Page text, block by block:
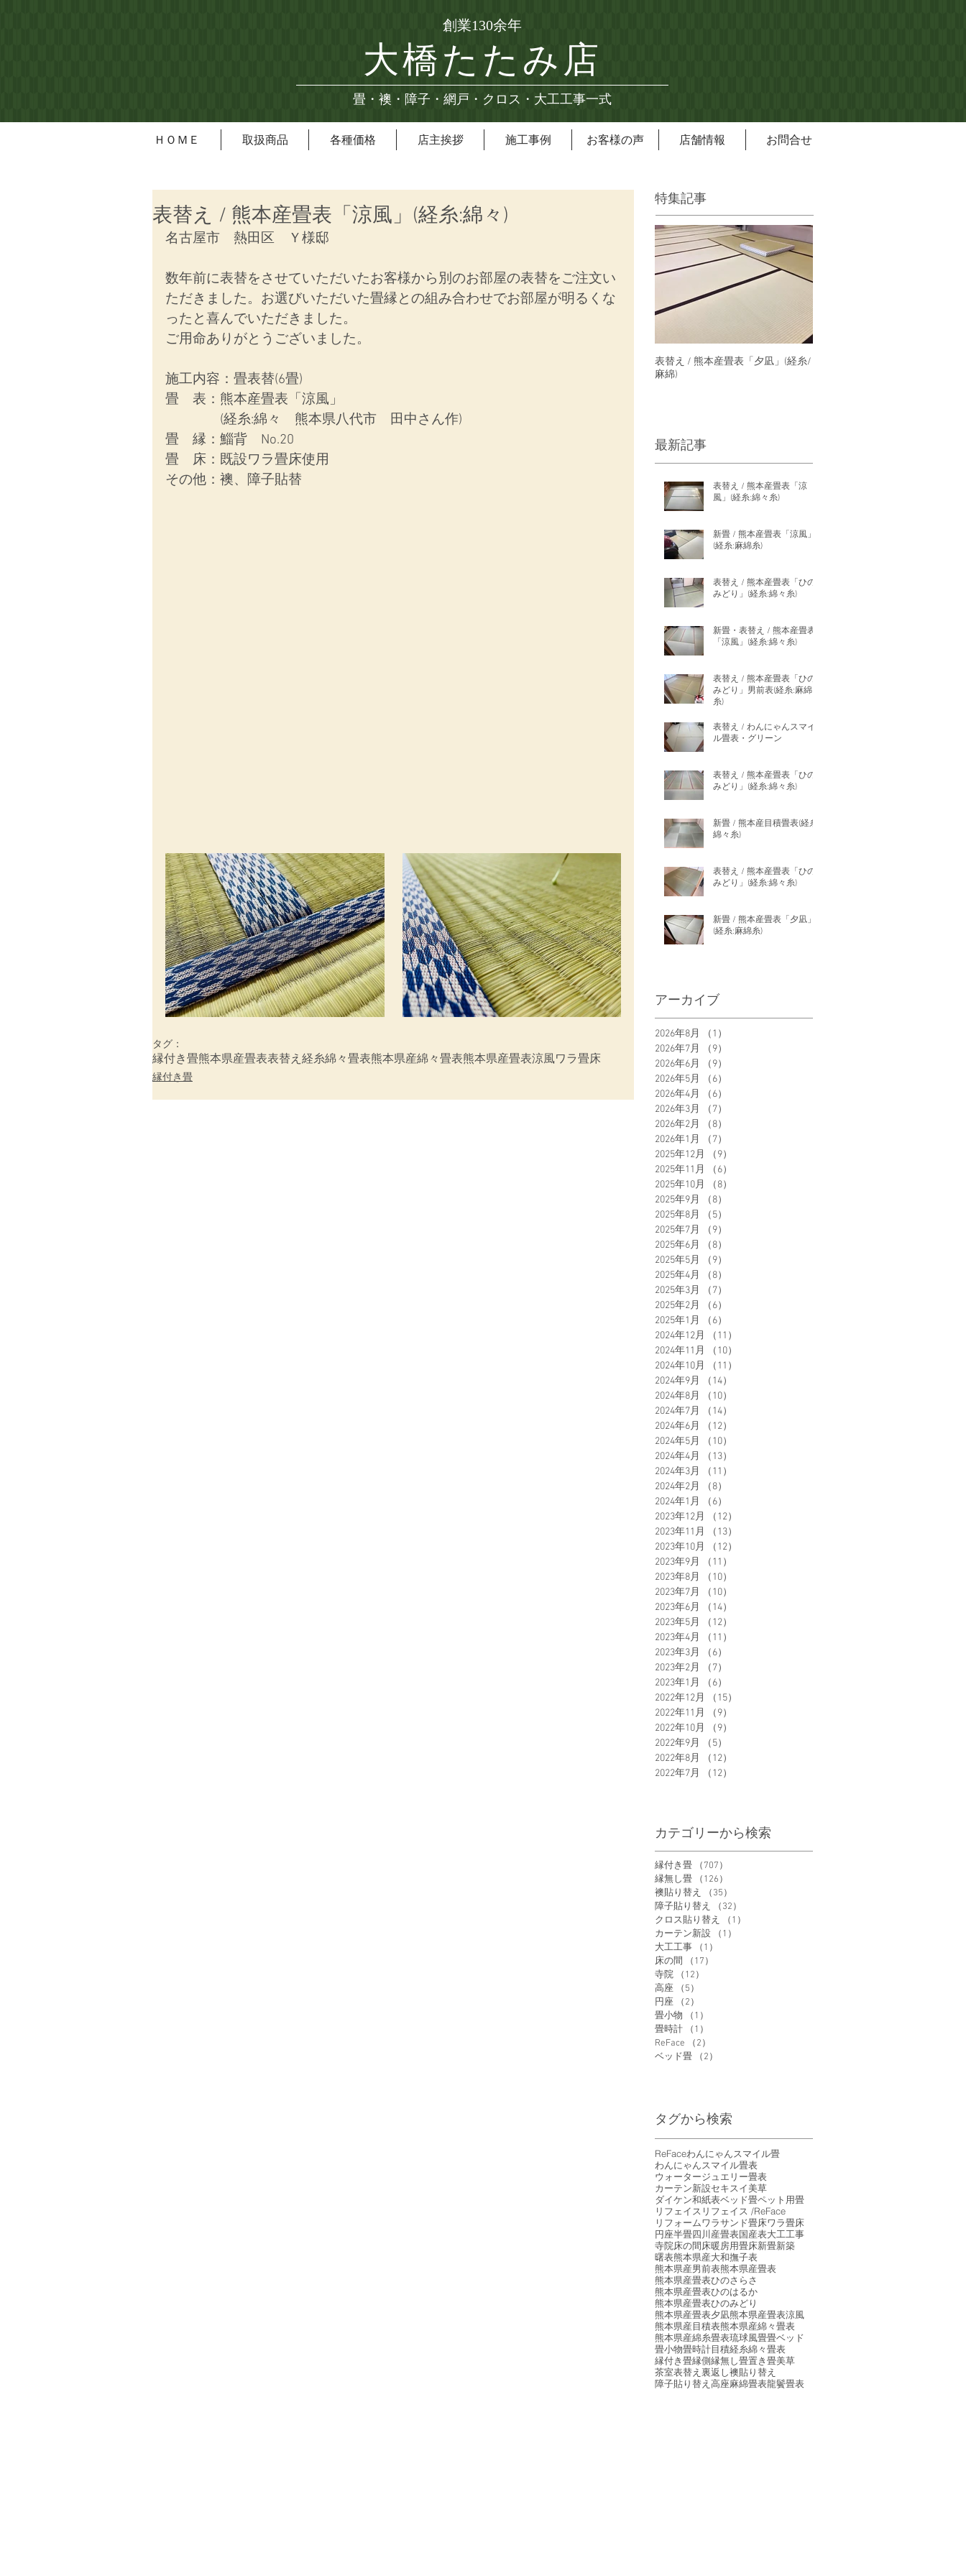
創業130余年
大橋たたみ店
畳・襖・障子・網戸・クロス・大工工事一式
ＨＯＭＥ 取扱商品 各種価格 店主挨拶 施工事例 お客様の声 店舗情報 お問合せ
表替え / 熊本産畳表「涼風」(経糸:綿々)
名古屋市　熱田区　Ｙ様邸
数年前に表替をさせていただいたお客様から別のお部屋の表替をご注文い
ただきました。お選びいただいた畳縁との組み合わせでお部屋が明るくな
ったと喜んでいただきました。
ご用命ありがとうございました。
施工内容： 畳表替(6畳)
畳　表：熊本産畳表「涼風」
(経糸:綿々　熊本県八代市　田中さん作)
畳　縁：鯔背　No.20
畳　床：既設ワラ畳床使用
その他：襖、障子貼替
タグ：
縁付き畳熊本県産畳表表替え 経糸綿々畳表熊本県産綿々畳表熊本県産畳表涼風ワラ畳床
縁付き畳
特集記事
表替え / 熊本産畳表「夕凪」(経糸/
麻綿)
最新記事
表替え / 熊本産畳表「涼
風」(経糸:綿々糸)
新畳 / 熊本産畳表「涼風」
(経糸:麻綿糸)
表替え / 熊本産畳表「ひの
みどり」(経糸:綿々糸)
新畳・表替え / 熊本産畳表
「涼風」(経糸:綿々糸)
表替え / 熊本産畳表「ひの
みどり」男前表(経糸:麻綿
糸)
表替え / わんにゃんスマイ
ル畳表・グリーン
表替え / 熊本産畳表「ひの
みどり」(経糸:綿々糸)
新畳 / 熊本産目積畳表(経糸:
綿々糸)
表替え / 熊本産畳表「ひの
みどり」(経糸:綿々糸)
新畳 / 熊本産畳表「夕凪」
(経糸:麻綿糸)
アーカイブ
2026年8月 （1）
2026年7月
（9）
2026年6月
（9）
2026年5月
（6）
2026年4月
（6）
2026年3月
（7）
2026年2月
（8）
2026年1月
（7）
2025年12月
（9）
2025年11月
（6）
2025年10月
（8）
2025年9月
（8）
2025年8月
（5）
2025年7月
（9）
2025年6月
（8）
2025年5月
（9）
2025年4月
（8）
2025年3月
（7）
2025年2月
（6）
2025年1月
（6）
2024年12月
（11）
2024年11月
（10）
2024年10月
（11）
2024年9月
（14）
2024年8月
（10）
2024年7月
（14）
2024年6月
（12）
2024年5月
（10）
2024年4月
（13）
2024年3月
（11）
2024年2月
（8）
2024年1月
（6）
2023年12月
（12）
2023年11月
（13）
2023年10月
（12）
2023年9月
（11）
2023年8月
（10）
2023年7月
（10）
2023年6月
（14）
2023年5月
（12）
2023年4月
（11）
2023年3月
（6）
2023年2月
（7）
2023年1月
（6）
2022年12月
（15）
2022年11月
（9）
2022年10月
（9）
2022年9月
（5）
2022年8月
（12）
2022年7月
（12）
カテゴリーから検索
縁付き畳 （707）
縁無し畳
（126）
襖貼り替え
（35）
障子貼り替え
（32）
クロス貼り替え
（1）
カーテン新設
（1）
大工工事
（1）
床の間
（17）
寺院
（12）
高座
（5）
円座
（2）
畳小物
（1）
畳時計
（1）
ReFace
（2）
ベッド畳
（2）
タグから検索
ReFaceわんにゃんスマイル畳
わんにゃんスマイル畳表
ウォータージュエリー畳表
カーテン新設セキスイ美草
ダイケン和紙表ベッド畳ペット用畳
リフェイス リフェイス /ReFace
リフォームワラサンド畳床ワラ畳床
円座半畳四川産畳表国産表大工工事
寺院床の間床暖房用畳床新畳新築
曙表熊本県産大和撫子表
熊本県産男前表熊本県産畳表
熊本県産畳表ひのさらさ
熊本県産畳表ひのはるか
熊本県産畳表ひのみどり
熊本県産畳表夕凪熊本県産畳表涼風
熊本県産目積表熊本県産綿々畳表
熊本県産綿糸畳表琉球風畳畳ベッド
畳小物畳時計目積経糸綿々畳表
縁付き畳縁側縁無し畳置き畳美草
茶室表替え 裏返し襖貼り替え
障子貼り替え 高座麻綿畳表龍鬢畳表